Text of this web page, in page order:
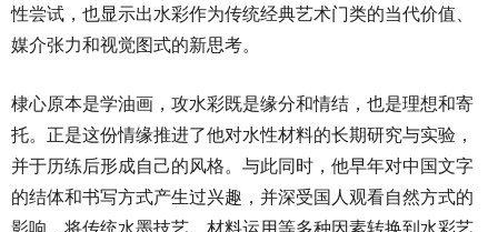
性尝试，也显示出水彩作为传统经典艺术门类的当代价值、
媒介张力和视觉图式的新思考。
棣心原本是学油画，攻水彩既是缘分和情结，也是理想和寄
托。正是这份情缘推进了他对水性材料的长期研究与实验，
并于历练后形成自己的风格。与此同时，他早年对中国文字
的结体和书写方式产生过兴趣，并深受国人观看自然方式的